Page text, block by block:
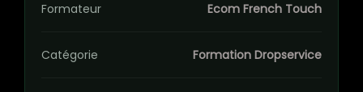
Formateur Ecom French Touch
Catégorie Formation Dropservice